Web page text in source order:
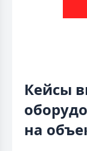
Кейсы
на